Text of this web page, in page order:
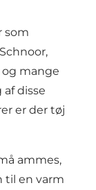
som
og mange
disse
er der tøj
ammes,
til en varm